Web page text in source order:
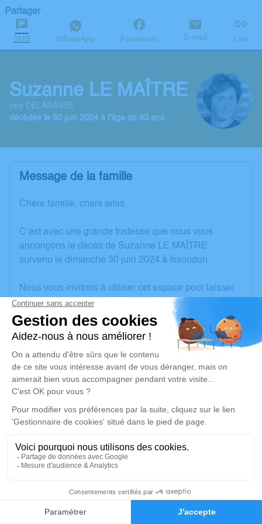
Faire-part Hommages
Partager
SMS WhatsApp Facebook E-mail Lien
Suzanne LE MAÎTRE
née DELARASSE
décédée le 30 juin 2024 à l'âge de 93 ans
Message de la famille
Chère famille, chers amis,
C’est avec une grande tristesse que nous vous
annonçons le décès de Suzanne LE MAÎTRE
survenu le dimanche 30 juin 2024 à Issoudun.
Nous vous invitons à utiliser cet espace pour laisser
vos condoléances, partager des photos souvenirs,
une anecdote ou exprimer vos pensées à travers des
poèmes ou des textes. Cet endroit est un lieu
d'expression dédié à honorer la mémoire de Suzanne
LE MAÎTRE.
Un service de plantation d’arbre hommage est
disponible ici.
Je rends hommage
Cérémonie religieuse
Église Saint Cyr d'Issoudun
36100 Issoudun